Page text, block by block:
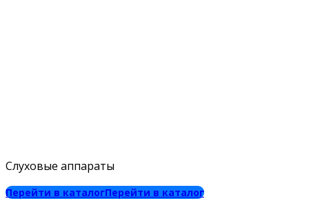
Слуховые аппараты
Перейти в каталогПерейти в каталог